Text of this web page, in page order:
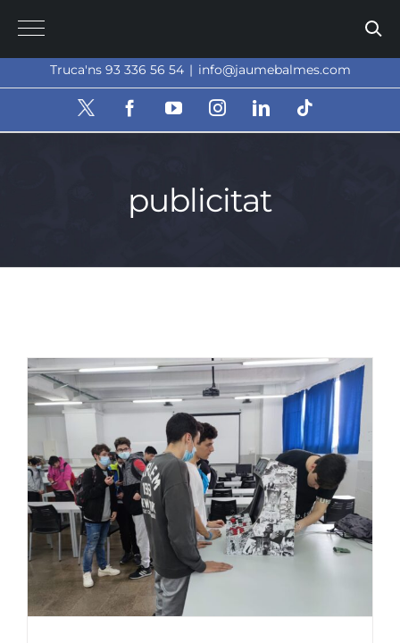
contentTruca'ns 93 336 56 54 | info@jaumebalmes.com
X FacebookYouTubeInstagramLinkedInTiktok
publicitat
Tallers de Cicles Formatius: els alumnes
de Batxillerat trien el seu futur